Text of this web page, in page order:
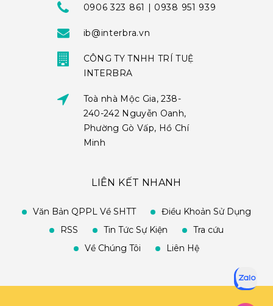
0906 323 861 | 0938 951 939
ib@interbra.vn
CÔNG TY TNHH TRÍ TUỆ
INTERBRA
Toà nhà Mộc Gia, 238-
240-242 Nguyễn Oanh,
Phường Gò Vấp, Hồ Chí
Minh
LIÊN KẾT NHANH
Văn Bản QPPL Về SHTT
Điều Khoản Sử Dụng
RSS
Tin Tức Sự Kiện
Tra cứu
Về Chúng Tôi
Liên Hệ